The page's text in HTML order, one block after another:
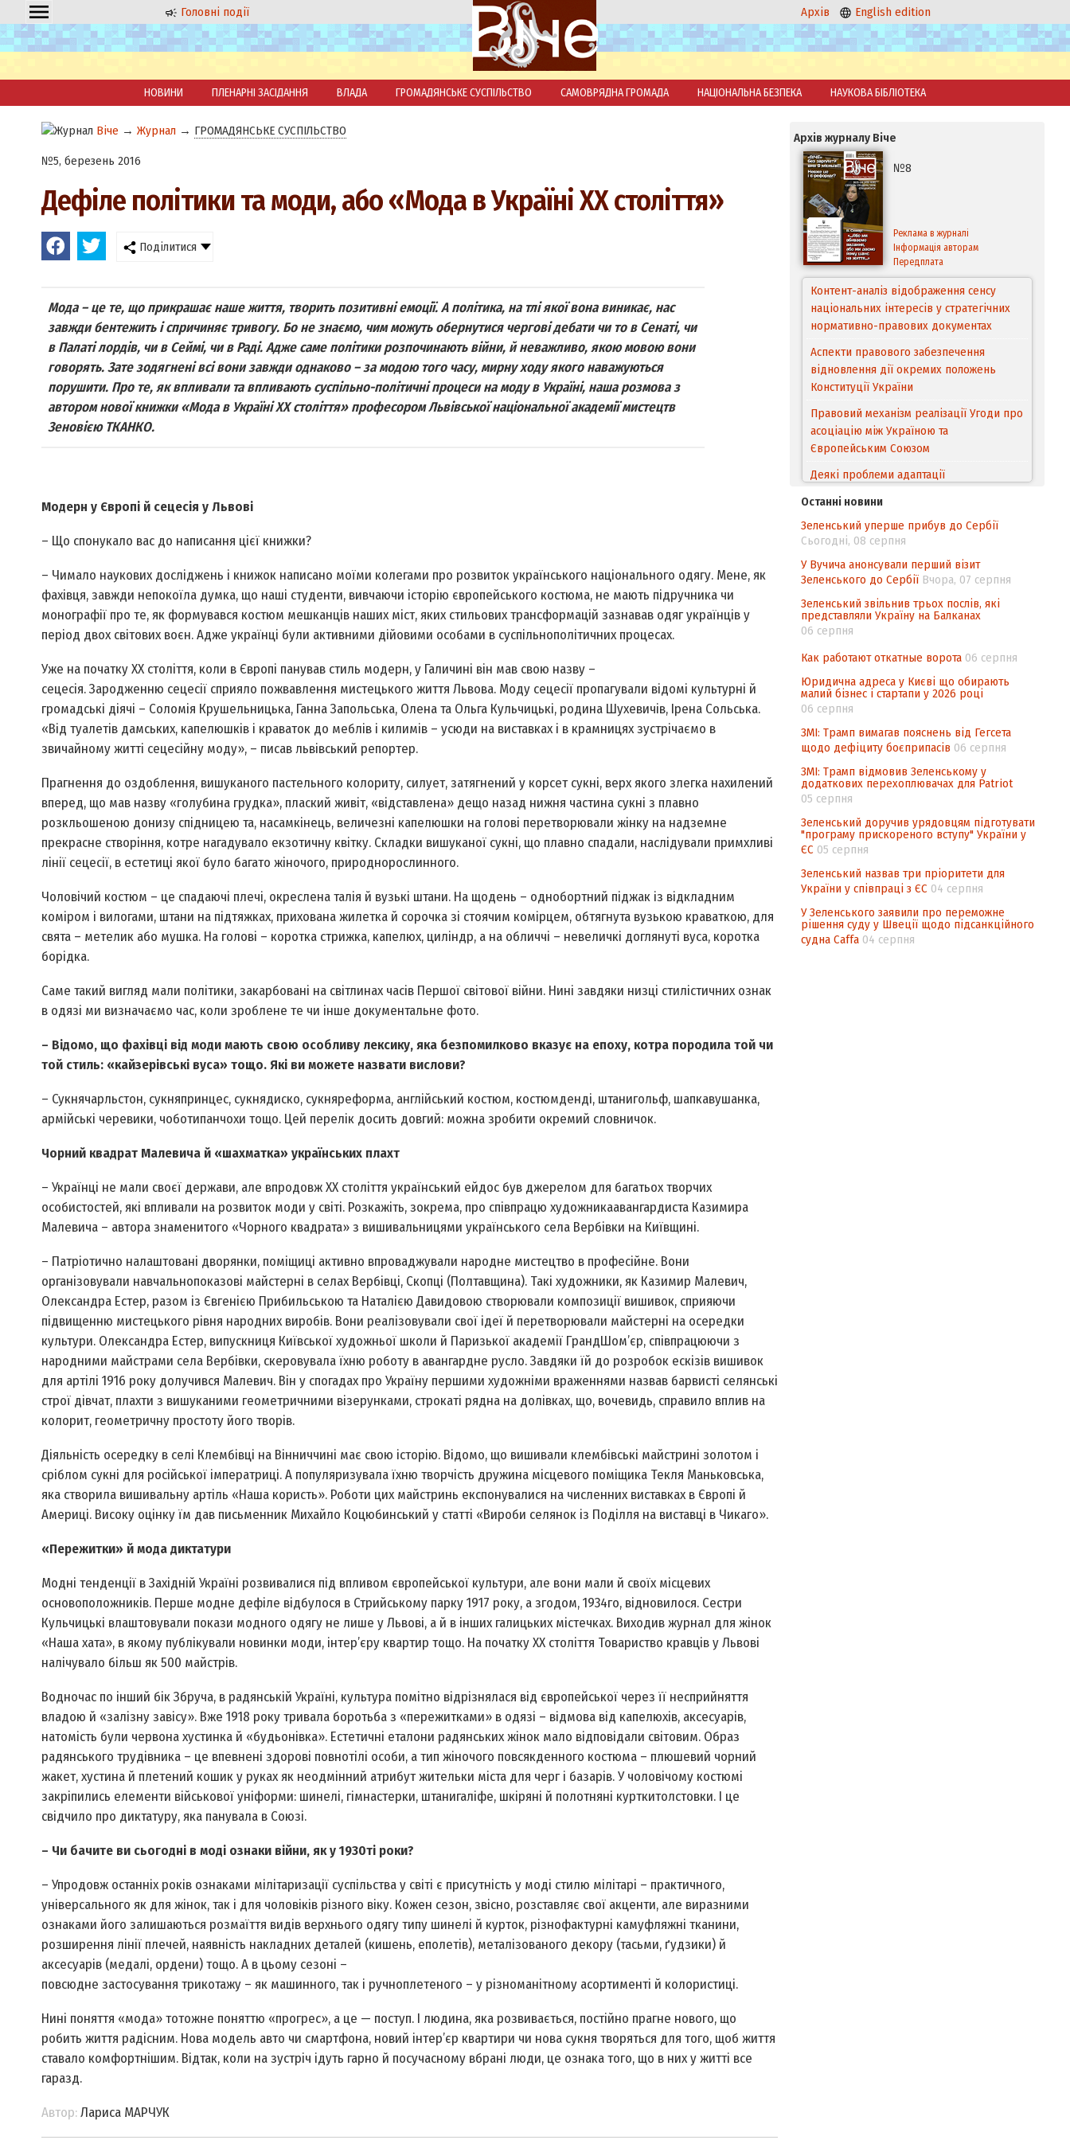
Головні події Архів English edition
НОВИНИ ПЛЕНАРНІ ЗАСІДАННЯ ВЛАДА ГРОМАДЯНСЬКЕ СУСПІЛЬСТВО САМОВРЯДНА ГРОМАДА НАЦІОНАЛЬНА БЕЗПЕКА НАУКОВА БІБЛІОТЕКА
Віче → Журнал → ГРОМАДЯНСЬКЕ СУСПІЛЬСТВО
№5, березень 2016
Дефіле політики та моди, або «Мода в Україні ХХ століття»
Поділитися
Мода – це те, що прикрашає наше життя, творить позитивні емоції. А політика, на тлі якої вона виникає, нас
завжди бентежить і спричиняє тривогу. Бо не знаємо, чим можуть обернутися чергові дебати чи то в Сенаті, чи
в Палаті лордів, чи в Сеймі, чи в Раді. Адже саме політики розпочинають війни, й неважливо, якою мовою вони
говорять. Зате зодягнені всі вони завжди однаково – за модою того часу, мирну ходу якого наважуються
порушити. Про те, як впливали та впливають суспільно-політичні процеси на моду в Україні, наша розмова з
автором нової книжки «Мода в Україні ХХ століття» професором Львівської національної академії мистецтв
Зеновією ТКАНКО.
Модерн у Європі й сецесія у Львові
– Що спонукало вас до написання цієї книжки?
– Чимало наукових досліджень і книжок написано моїми колегами про розвиток українського національного одягу. Мене, як
фахівця, завжди непокоїла думка, що наші студенти, вивчаючи історію європейського костюма, не мають підручника чи
монографії про те, як формувався костюм мешканців наших міст, яких стильових трансформацій зазнавав одяг українців у
період двох світових воєн. Адже українці були активними дійовими особами в суспільно­політичних процесах.
Уже на початку ХХ століття, коли в Європі панував стиль модерн, у Галичині він мав свою назву –
сецесія. Зародженню сецесії сприяло пожвавлення мистецького життя Львова. Моду сецесії пропагували відомі культурні й
громадські діячі – Соломія Крушельницька, Ганна Запольська, Олена та Ольга Кульчицькі, родина Шухевичів, Ірена Сольська.
«Від туалетів дамських, капелюшків і краваток до меблів і килимів – усюди на виставках і в крамницях зустрічаємо в
звичайному житті сецесійну моду», – писав львівський репортер.
Прагнення до оздоблення, вишуканого пастельного колориту, силует, затягнений у корсет сукні, верх якого злегка нахилений
вперед, що мав назву «голубина грудка», плаский живіт, «відставлена» дещо назад нижня частина сукні з плавно
розкльошеною донизу спідницею та, насамкінець, величезні капелюшки на голові перетворювали жінку на надземне
прекрасне створіння, котре нагадувало екзотичну квітку. Складки вишуканої сукні, що плавно спадали, наслідували примхливі
лінії сецесії, в естетиці якої було багато жіночого, природно­рослинного.
Чоловічий костюм – це спадаючі плечі, окреслена талія й вузькі штани. На щодень – однобортний піджак із відкладним
коміром і вилогами, штани на підтяжках, прихована жилетка й сорочка зі стоячим комірцем, обтягнута вузькою краваткою, для
свята – метелик або мушка. На голові – коротка стрижка, капелюх, циліндр, а на обличчі – невеличкі доглянуті вуса, коротка
борідка.
Саме такий вигляд мали політики, закарбовані на світлинах часів Першої світової війни. Нині завдяки низці стилістичних ознак
в одязі ми визначаємо час, коли зроблене те чи інше документальне фото.
– Відомо, що фахівці від моди мають свою особливу лексику, яка безпомилково вказує на епоху, котра породила той чи
той стиль: «кайзерівські вуса» тощо. Які ви можете назвати вислови?
– Сукня­чарльстон, сукня­принцес, сукня­диско, сукня­реформа, англійський костюм, костюм­денді, штани­гольф, шапка­вушанка,
армійські черевики, чоботи­панчохи тощо. Цей перелік досить довгий: можна зробити окремий словничок.
Чорний квадрат Малевича й «шахматка» українських плахт
– Українці не мали своєї держави, але впродовж ХХ століття український ейдос був джерелом для багатьох творчих
особистостей, які впливали на розвиток моди у світі. Розкажіть, зокрема, про співпрацю художника­авангардиста Казимира
Малевича – автора знаменитого «Чорного квадрата» з вишивальницями українського села Вербівки на Київщині.
– Патріотично налаштовані дворянки, поміщиці активно впроваджували народне мистецтво в професійне. Вони
організовували навчально­показові майстерні в селах Вербівці, Скопці (Полтавщина). Такі художники, як Казимир Малевич,
Олександра Естер, разом із Євгенією Прибильською та Наталією Давидовою створювали композиції вишивок, сприяючи
підвищенню мистецького рівня народних виробів. Вони реалізовували свої ідеї й перетворювали майстерні на осередки
культури. Олександра Естер, випускниця Київської художньої школи й Паризької академії Гранд­Шом’єр, співпрацюючи з
народними майстрами села Вербівки, скеровувала їхню роботу в авангардне русло. Завдяки їй до розробок ескізів вишивок
для артілі 1916 року долучився Малевич. Він у спогадах про Україну першими художніми враженнями назвав барвисті селянські
строї дівчат, плахти з вишуканими геометричними візерунками, строкаті рядна на долівках, що, вочевидь, справило вплив на
колорит, геометричну простоту його творів.
Діяльність осередку в селі Клембівці на Вінниччині має свою історію. Відомо, що вишивали клембівські майстрині золотом і
сріблом сукні для російської імператриці. А популяризувала їхню творчість дружина місцевого поміщика Текля Маньковська,
яка створила вишивальну артіль «Наша користь». Роботи цих майстринь експонувалися на численних виставках в Європі й
Америці. Високу оцінку їм дав письменник Михайло Коцюбинський у статті «Вироби селянок із Поділ­ля на виставці в Чикаго».
«Пережитки» й мода диктатури
Модні тенденції в Західній Україні розвивалися під впливом європейської культури, але вони мали й своїх місцевих
основоположників. Перше модне дефіле відбулося в Стрийському парку 1917 року, а згодом, 1934­го, відновилося. Сестри
Кульчицькі влаштовували покази модного одягу не лише у Львові, а й в інших галицьких містечках. Виходив журнал для жінок
«Наша хата», в якому публікували новинки моди, інтер’єру квартир тощо. На початку ХХ століття Товариство кравців у Львові
налічувало більш як 500 майстрів.
Водночас по інший бік Збруча, в радянській Україні, культура помітно відрізнялася від європейської через її несприйняття
владою й «залізну завісу». Вже 1918 року тривала боротьба з «пережитками» в одязі – відмова від капелюхів, аксесуарів,
натомість були червона хустинка й «будьонівка». Естетичні еталони радянських жінок мало відповідали світовим. Образ
радянського трудівника – це впевнені здорові повнотілі особи, а тип жіночого повсякденного костюма – плюшевий чорний
жакет, хустина й плетений кошик у руках як неодмінний атрибут жительки міста для черг і базарів. У чоловічому костюмі
закріпились елементи військової уніформи: шинелі, гімнастерки, штани­галіфе, шкіряні й полотняні куртки­толстовки. І це
свідчило про диктатуру, яка панувала в Союзі.
– Чи бачите ви сьогодні в моді ознаки війни, як у 1930­ті роки?
– Упродовж останніх років ознаками мілітаризації суспільства у світі є присутність у моді стилю мілітарі – практичного,
універсального як для жінок, так і для чоловіків різного віку. Кожен сезон, звісно, розставляє свої акценти, але виразними
ознаками його залишаються розмаїття видів верхнього одягу типу шинелі й курток, різнофактурні камуфляжні тканини,
розширення лінії плечей, наявність накладних деталей (кишень, еполетів), металізованого декору (тасьми, ґудзики) й
аксесуарів (медалі, ордени) тощо. А в цьому сезоні –
повсюдне застосування трикотажу – як машинного, так і ручноплетеного – у різноманітному асортименті й колористиці.
Нині поняття «мода» тотожне поняттю «прогрес», а це — поступ. І людина, яка розвивається, постійно прагне нового, що
робить життя радісним. Нова модель авто чи смартфона, новий інтер’єр квартири чи нова сукня творяться для того, щоб життя
ставало комфортнішим. Відтак, коли на зустріч ідуть гарно й по­сучасному вбрані люди, це ознака того, що в них у житті все
гаразд.
Автор:Лариса МАРЧУК
Архів журналу Віче
№8
Реклама в журналі
Інформація авторам
Передплата
Контент-аналіз відображення сенсу
національних інтересів у стратегічних
нормативно-правових документах
Аспекти правового забезпечення
відновлення дії окремих положень
Конституції України
Правовий механізм реалізації Угоди про
асоціацію між Україною та
Європейським Cоюзом
Деякі проблеми адаптації
походження товарів відповідно до
Угоди про торговельні аспекти прав
інтелектуальної власності (TRIPS) у
контексті євроінтеграції
Аналіз виборчого законодавства щодо
невизначеності механізму повторного
підрахунку голосів виборців
Інформаційна безпека суспільства
Останні новини
Зеленський уперше прибув до Сербії
Сьогодні, 08 серпня
У Вучича анонсували перший візит
Зеленського до Сербії Вчора, 07 серпня
Зеленський звільнив трьох послів, які
представляли Україну на Балканах
06 серпня
Как работают откатные ворота 06 серпня
Юридична адреса у Києві що обирають
малий бізнес і стартапи у 2026 році
06 серпня
ЗМІ: Трамп вимагав пояснень від Гегсета
щодо дефіциту боєприпасів 06 серпня
ЗМІ: Трамп відмовив Зеленському у
додаткових перехоплювачах для Patriot
05 серпня
Зеленський доручив урядовцям підготувати
"програму прискореного вступу" України у
ЄС 05 серпня
Зеленський назвав три пріоритети для
України у співпраці з ЄС 04 серпня
У Зеленського заявили про переможне
рішення суду у Швеції щодо підсанкційного
судна Caffa 04 серпня